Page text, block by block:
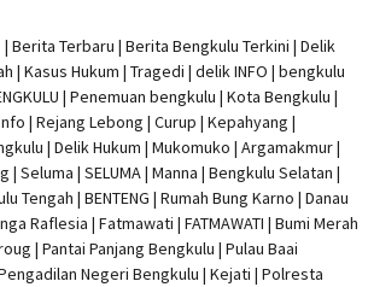
| Berita Terbaru | Berita Bengkulu Terkini | Delik
| Kasus Hukum | Tragedi | delik INFO | bengkulu
| Penemuan bengkulu | Kota Bengkulu |
| Rejang Lebong | Curup | Kepahyang |
| Delik Hukum | Mukomuko | Argamakmur |
Seluma | SELUMA | Manna | Bengkulu Selatan |
Tengah | BENTENG | Rumah Bung Karno | Danau
Raflesia | Fatmawati | FATMAWATI | Bumi Merah
| Pantai Panjang Bengkulu | Pulau Baai
Negeri Bengkulu | Kejati | Polresta